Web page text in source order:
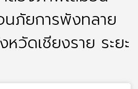
นภัยการพังทลาย
วัดเชียงราย ระยะ